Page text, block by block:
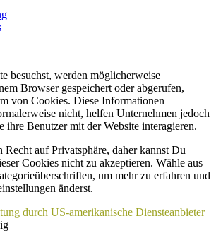
besuchst, werden möglicherweise
Browser gespeichert oder abgerufen,
von Cookies. Diese Informationen
nicht, helfen Unternehmen jedoch
ihre Benutzer mit der Website interagieren.
Recht auf Privatsphäre, daher kannst Du
Cookies nicht zu akzeptieren. Wähle aus
um mehr zu erfahren und
änderst.
durch US-amerikanische Diensteanbieter